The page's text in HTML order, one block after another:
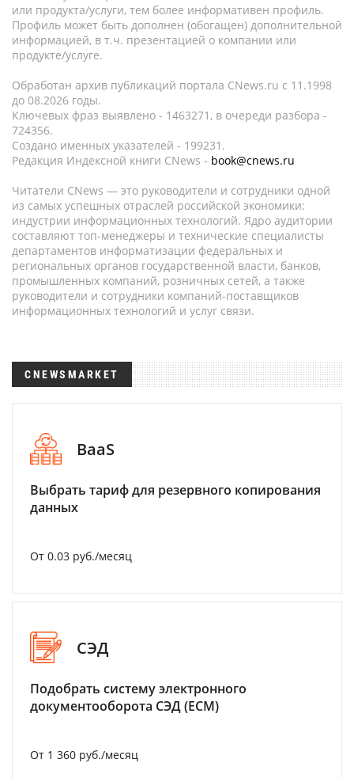
или продукта/услуги, тем более информативен профиль.
Профиль может быть дополнен (обогащен) дополнительной
информацией, в т.ч. презентацией о компании или
продукте/услуге.
Обработан архив публикаций портала CNews.ru c 11.1998
до 08.2026 годы.
Ключевых фраз выявлено - 1463271, в очереди разбора -
724356.
Создано именных указателей - 199231.
Редакция Индексной книги CNews - book@cnews.ru
Читатели CNews — это руководители и сотрудники одной
из самых успешных отраслей российской экономики:
индустрии информационных технологий. Ядро аудитории
составляют топ-менеджеры и технические специалисты
департаментов информатизации федеральных и
региональных органов государственной власти, банков,
промышленных компаний, розничных сетей, а также
руководители и сотрудники компаний-поставщиков
информационных технологий и услуг связи.
CNEWSMARKET
BaaS
Выбрать тариф для резервного копирования
данных
От 0.03 руб./месяц
СЭД
Подобрать систему электронного
документооборота СЭД (ECM)
От 1 360 руб./месяц